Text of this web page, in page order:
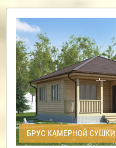
БРУС КАМЕРНОЙ СУШКИ